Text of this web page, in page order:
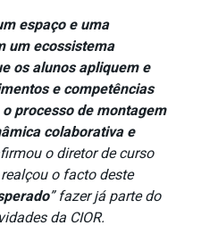
espaço e uma
um ecossistema
os alunos apliquem e
e competências
processo de montagem
colaborativa e
o diretor de curso
o facto deste
” fazer já parte do
da CIOR.